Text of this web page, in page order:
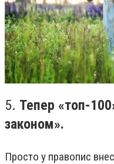
5. Тепер «топ-
законом».
Просто у правопис